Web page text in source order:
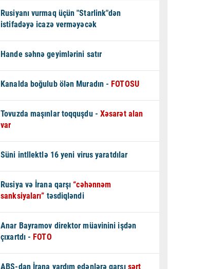
Rusiyanı vurmaq üçün "Starlink"dən
istifadəyə icazə verməyəcək
Hande səhnə geyimlərini satır
Kanalda boğulub ölən Muradın - FOTOSU
Tovuzda maşınlar toqquşdu - Xəsarət alan
var
Süni intllektlə 16 yeni virus yaratdılar
Rusiya və İrana qarşı “cəhənnəm
sanksiyaları” təsdiqləndi
Anar Bayramov direktor müavinini işdən
çıxartdı - FOTO
ABŞ-dan İrana yardım edənlərə qarşı sərt